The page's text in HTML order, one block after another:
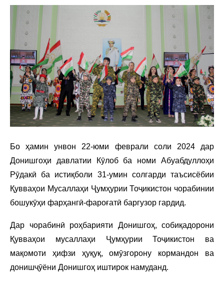
Бо ҳамин унвон 22-юми феврали соли 2024 дар
Донишгоҳи давлатии Кӯлоб ба номи Абуабдуллоҳи
Рӯдакӣ ба истиқболи 31-умин солгарди таъсисёбии
Қувваҳои Мусаллаҳи Ҷумҳурии Тоҷикистон чорабинии
бошукӯҳи фарҳангӣ-фароғатӣ баргузор гардид.
Дар чорабинӣ роҳбарияти Донишгоҳ, собиқадорони
Қувваҳои мусаллаҳи Ҷумҳурии Тоҷикистон ва
мақомоти ҳифзи ҳуқуқ, омӯзгорону кормандон ва
донишҷӯёни Донишгоҳ иштирок намуданд.